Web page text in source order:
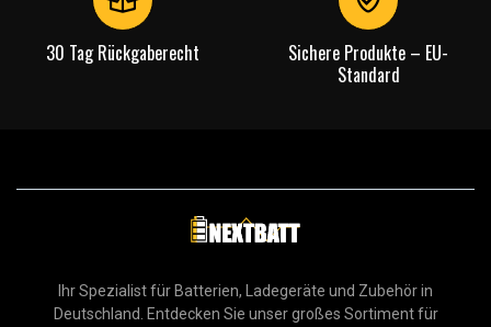
30 Tag Rückgaberecht
Sichere Produkte – EU-
Standard
Ihr Spezialist für Batterien, Ladegeräte und Zubehör in
Deutschland. Entdecken Sie unser großes Sortiment für